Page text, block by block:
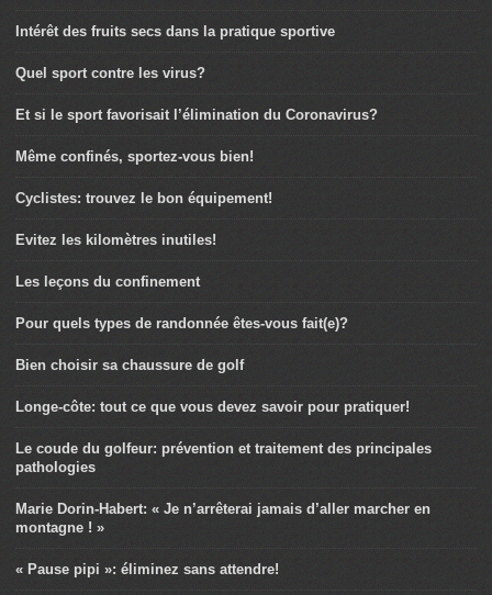
Intérêt des fruits secs dans la pratique sportive
Quel sport contre les virus?
Et si le sport favorisait l’élimination du Coronavirus?
Même confinés, sportez-vous bien!
Cyclistes: trouvez le bon équipement!
Evitez les kilomètres inutiles!
Les leçons du confinement
Pour quels types de randonnée êtes-vous fait(e)?
Bien choisir sa chaussure de golf
Longe-côte: tout ce que vous devez savoir pour pratiquer!
Le coude du golfeur: prévention et traitement des principales
pathologies
Marie Dorin-Habert: « Je n’arrêterai jamais d’aller marcher en
montagne ! »
« Pause pipi »: éliminez sans attendre!